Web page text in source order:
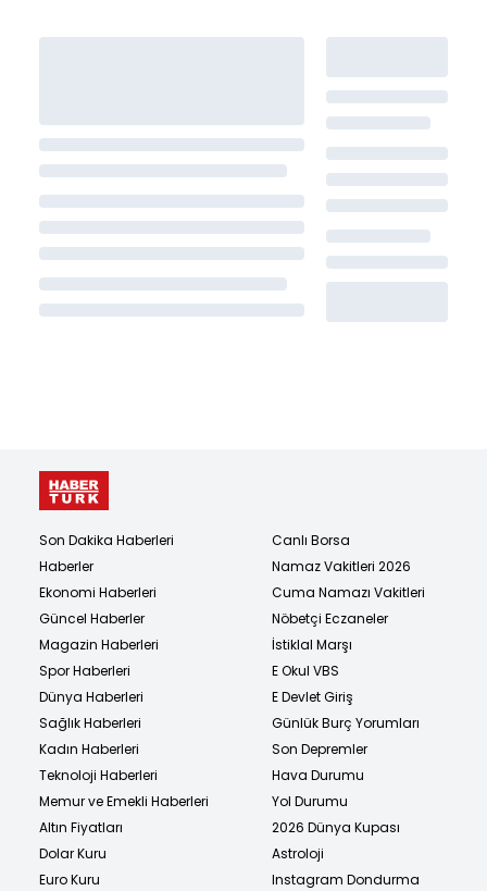
Son Dakika Haberleri
Haberler
Ekonomi Haberleri
Güncel Haberler
Magazin Haberleri
Spor Haberleri
Dünya Haberleri
Sağlık Haberleri
Kadın Haberleri
Teknoloji Haberleri
Memur ve Emekli Haberleri
Altın Fiyatları
Dolar Kuru
Euro Kuru
Canlı Borsa
Namaz Vakitleri 2026
Cuma Namazı Vakitleri
Nöbetçi Eczaneler
İstiklal Marşı
E Okul VBS
E Devlet Giriş
Günlük Burç Yorumları
Son Depremler
Hava Durumu
Yol Durumu
2026 Dünya Kupası
Astroloji
Instagram Dondurma